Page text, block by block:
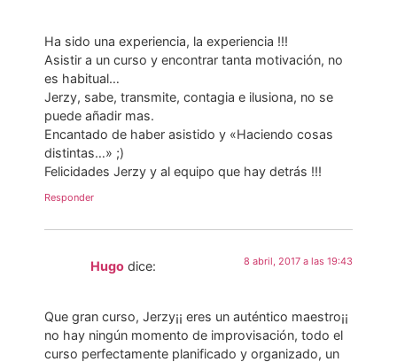
Ha sido una experiencia, la experiencia !!!
Asistir a un curso y encontrar tanta motivación, no
es habitual…
Jerzy, sabe, transmite, contagia e ilusiona, no se
puede añadir mas.
Encantado de haber asistido y «Haciendo cosas
distintas…» ;)
Felicidades Jerzy y al equipo que hay detrás !!!
Responder
Hugo dice: 8 abril, 2017 a las 19:43
Que gran curso, Jerzy¡¡ eres un auténtico maestro¡¡
no hay ningún momento de improvisación, todo el
curso perfectamente planificado y organizado, un